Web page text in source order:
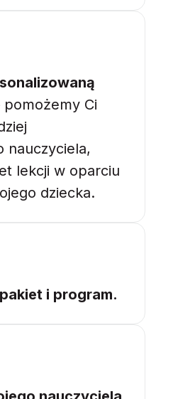
Ci
nauczyciela,
lekcji w oparciu
dziecka.
i program.